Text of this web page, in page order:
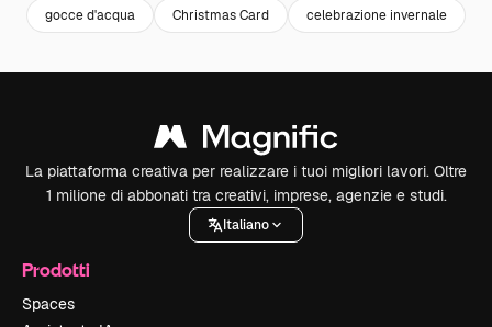
gocce d'acqua Christmas Card celebrazione invernale
La piattaforma creativa per realizzare i tuoi migliori lavori. Oltre
1 milione di abbonati tra creativi, imprese, agenzie e studi.
Italiano
Prodotti
Spaces